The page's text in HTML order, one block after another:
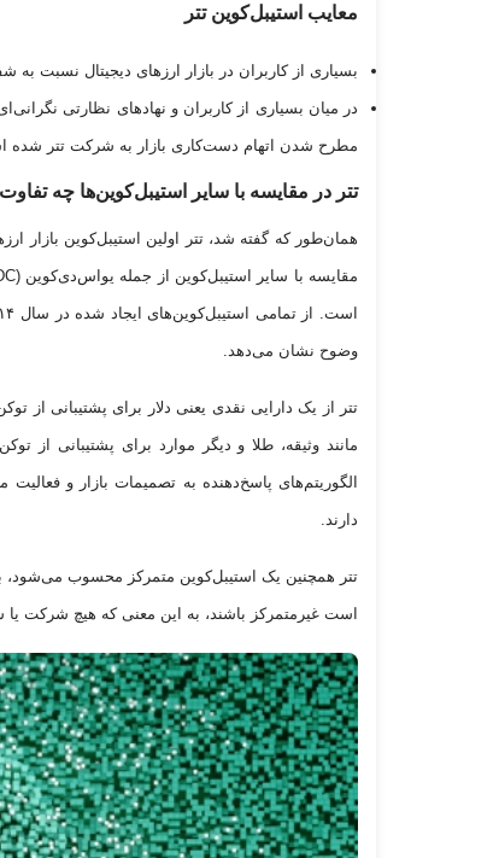
معایب استیبل‌کوین تتر
بسیاری از کاربران در بازار ارز‌های دیجیتال نسبت
در میان بسیاری از کاربران و نهاد‌های نظارتی
مطرح شدن اتهام دست‌کاری بازار به شرکت تتر شده
تتر در مقایسه با سایر استیبل‌کوین‌ها چه
همان‌طور که گفته شد، تتر اولین استیبل‌کوین بازار
وضوح نشان می‌دهد.
تتر از یک دارایی نقدی یعنی دلار برای پشتیبانی از
مانند وثیقه، طلا و دیگر موارد برای پشتیبانی از
الگوریتم‌های پاسخ‌دهنده به تصمیمات بازار و
دارند.
تتر همچنین یک استیبل‌کوین متمرکز محسوب می‌شود،
است غیرمتمرکز باشند، به این معنی که هیچ شرکت